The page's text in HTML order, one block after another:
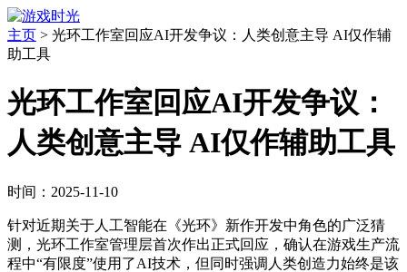
主页 > 光环工作室回应AI开发争议：人类创意主导 AI仅作辅
助工具
光环工作室回应AI开发争议：
人类创意主导 AI仅作辅助工具
时间：2025-11-10
针对近期关于人工智能在《光环》新作开发中角色的广泛猜
测，光环工作室管理层首次作出正式回应，确认在游戏生产流
程中“有限度”使用了AI技术，但同时强调人类创造力始终是该